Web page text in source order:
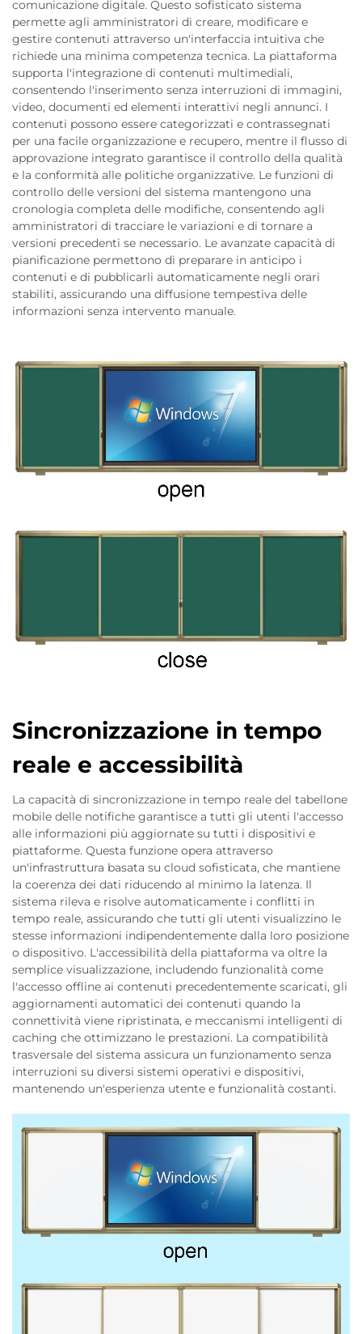
comunicazione digitale. Questo sofisticato sistema
permette agli amministratori di creare, modificare e
gestire contenuti attraverso un'interfaccia intuitiva che
richiede una minima competenza tecnica. La piattaforma
supporta l'integrazione di contenuti multimediali,
consentendo l'inserimento senza interruzioni di immagini,
video, documenti ed elementi interattivi negli annunci. I
contenuti possono essere categorizzati e contrassegnati
per una facile organizzazione e recupero, mentre il flusso di
approvazione integrato garantisce il controllo della qualità
e la conformità alle politiche organizzative. Le funzioni di
controllo delle versioni del sistema mantengono una
cronologia completa delle modifiche, consentendo agli
amministratori di tracciare le variazioni e di tornare a
versioni precedenti se necessario. Le avanzate capacità di
pianificazione permettono di preparare in anticipo i
contenuti e di pubblicarli automaticamente negli orari
stabiliti, assicurando una diffusione tempestiva delle
informazioni senza intervento manuale.
Sincronizzazione in tempo
reale e accessibilità
La capacità di sincronizzazione in tempo reale del tabellone
mobile delle notifiche garantisce a tutti gli utenti l'accesso
alle informazioni più aggiornate su tutti i dispositivi e
piattaforme. Questa funzione opera attraverso
un'infrastruttura basata su cloud sofisticata, che mantiene
la coerenza dei dati riducendo al minimo la latenza. Il
sistema rileva e risolve automaticamente i conflitti in
tempo reale, assicurando che tutti gli utenti visualizzino le
stesse informazioni indipendentemente dalla loro posizione
o dispositivo. L'accessibilità della piattaforma va oltre la
semplice visualizzazione, includendo funzionalità come
l'accesso offline ai contenuti precedentemente scaricati, gli
aggiornamenti automatici dei contenuti quando la
connettività viene ripristinata, e meccanismi intelligenti di
caching che ottimizzano le prestazioni. La compatibilità
trasversale del sistema assicura un funzionamento senza
interruzioni su diversi sistemi operativi e dispositivi,
mantenendo un'esperienza utente e funzionalità costanti.